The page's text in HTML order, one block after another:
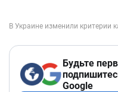
Будьте
Google